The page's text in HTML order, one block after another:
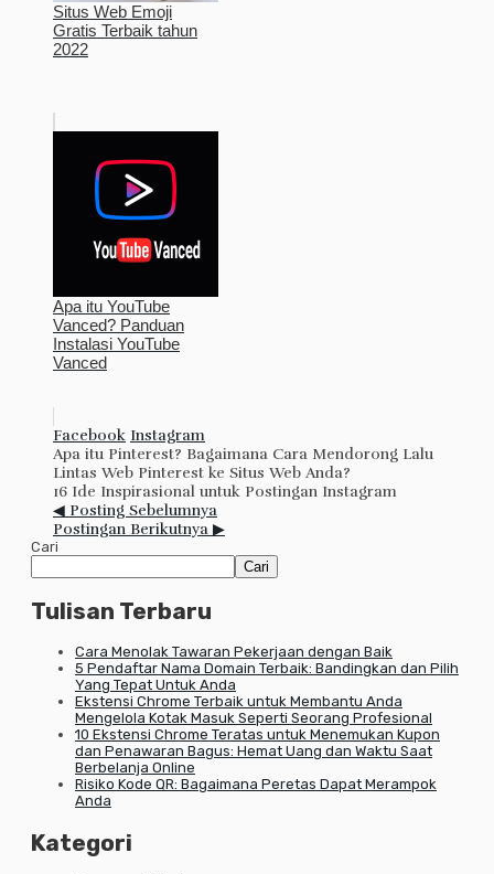
Situs Web Emoji
Gratis Terbaik tahun
2022
Apa itu YouTube
Vanced? Panduan
Instalasi YouTube
Vanced
Facebook Instagram
Apa itu Pinterest? Bagaimana Cara Mendorong Lalu
Lintas Web Pinterest ke Situs Web Anda?
16 Ide Inspirasional untuk Postingan Instagram
◀ Posting Sebelumnya
Postingan Berikutnya ▶
Cari
Cari
Tulisan Terbaru
Cara Menolak Tawaran Pekerjaan dengan Baik
5 Pendaftar Nama Domain Terbaik: Bandingkan dan Pilih
Yang Tepat Untuk Anda
Ekstensi Chrome Terbaik untuk Membantu Anda
Mengelola Kotak Masuk Seperti Seorang Profesional
10 Ekstensi Chrome Teratas untuk Menemukan Kupon
dan Penawaran Bagus: Hemat Uang dan Waktu Saat
Berbelanja Online
Risiko Kode QR: Bagaimana Peretas Dapat Merampok
Anda
Kategori